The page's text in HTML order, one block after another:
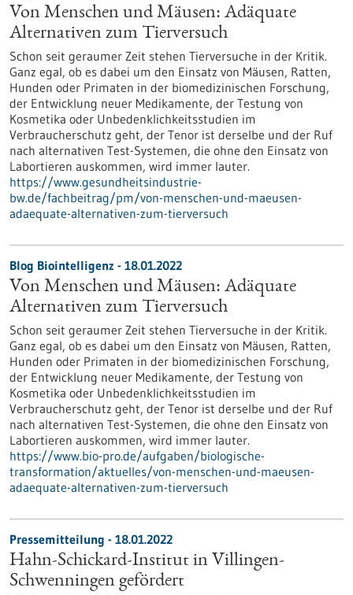
Von Menschen und Mäusen: Adäquate
Alternativen zum Tierversuch
Schon seit geraumer Zeit stehen Tierversuche in der Kritik.
Ganz egal, ob es dabei um den Einsatz von Mäusen, Ratten,
Hunden oder Primaten in der biomedizinischen Forschung,
der Entwicklung neuer Medikamente, der Testung von
Kosmetika oder Unbedenklichkeitsstudien im
Verbraucherschutz geht, der Tenor ist derselbe und der Ruf
nach alternativen Test-Systemen, die ohne den Einsatz von
Labortieren auskommen, wird immer lauter.
https://www.gesundheitsindustrie-
bw.de/fachbeitrag/pm/von-menschen-und-maeusen-
adaequate-alternativen-zum-tierversuch
Blog Biointelligenz - 18.01.2022
Von Menschen und Mäusen: Adäquate
Alternativen zum Tierversuch
Schon seit geraumer Zeit stehen Tierversuche in der Kritik.
Ganz egal, ob es dabei um den Einsatz von Mäusen, Ratten,
Hunden oder Primaten in der biomedizinischen Forschung,
der Entwicklung neuer Medikamente, der Testung von
Kosmetika oder Unbedenklichkeitsstudien im
Verbraucherschutz geht, der Tenor ist derselbe und der Ruf
nach alternativen Test-Systemen, die ohne den Einsatz von
Labortieren auskommen, wird immer lauter.
https://www.bio-pro.de/aufgaben/biologische-
transformation/aktuelles/von-menschen-und-maeusen-
adaequate-alternativen-zum-tierversuch
Pressemitteilung - 18.01.2022
Hahn-Schickard-Institut in Villingen-
Schwenningen gefördert